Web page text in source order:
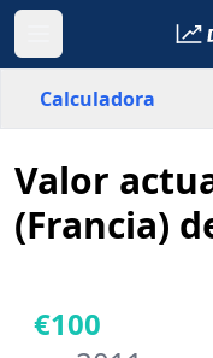
Calculadora
País
Valor
(Francia)
€100